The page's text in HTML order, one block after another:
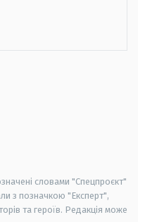
словами "Спецпроєкт"
з позначкою "Експерт",
та героїв. Редакція може